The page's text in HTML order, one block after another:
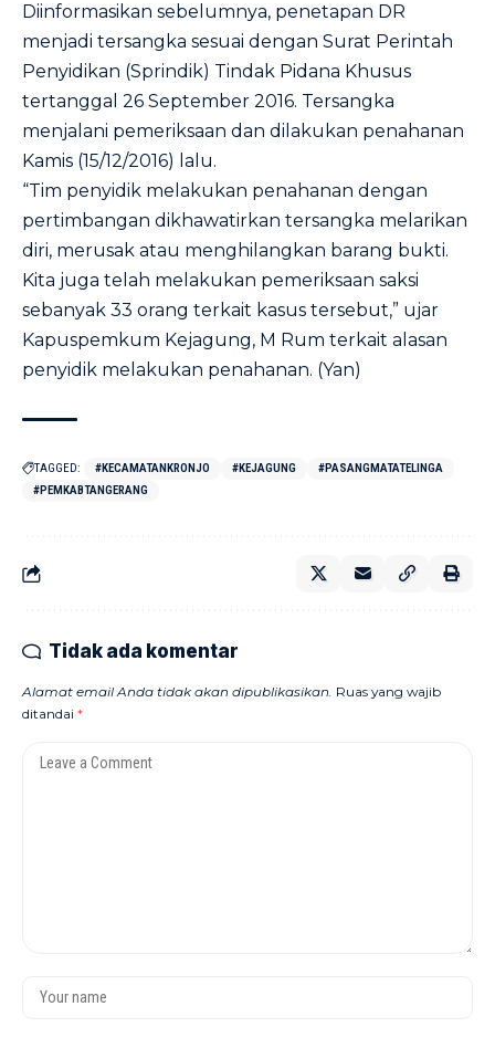
Diinformasikan sebelumnya, penetapan DR
menjadi tersangka sesuai dengan Surat Perintah
Penyidikan (Sprindik) Tindak Pidana Khusus
tertanggal 26 September 2016. Tersangka
menjalani pemeriksaan dan dilakukan penahanan
Kamis (15/12/2016) lalu.
“Tim penyidik melakukan penahanan dengan
pertimbangan dikhawatirkan tersangka melarikan
diri, merusak atau menghilangkan barang bukti.
Kita juga telah melakukan pemeriksaan saksi
sebanyak 33 orang terkait kasus tersebut,” ujar
Kapuspemkum Kejagung, M Rum terkait alasan
penyidik melakukan penahanan. (Yan)
TAGGED: #KECAMATANKRONJO #KEJAGUNG
#PASANGMATATELINGA
#PEMKABTANGERANG
Tidak ada komentar
Alamat email Anda tidak akan dipublikasikan. Ruas yang wajib
ditandai *